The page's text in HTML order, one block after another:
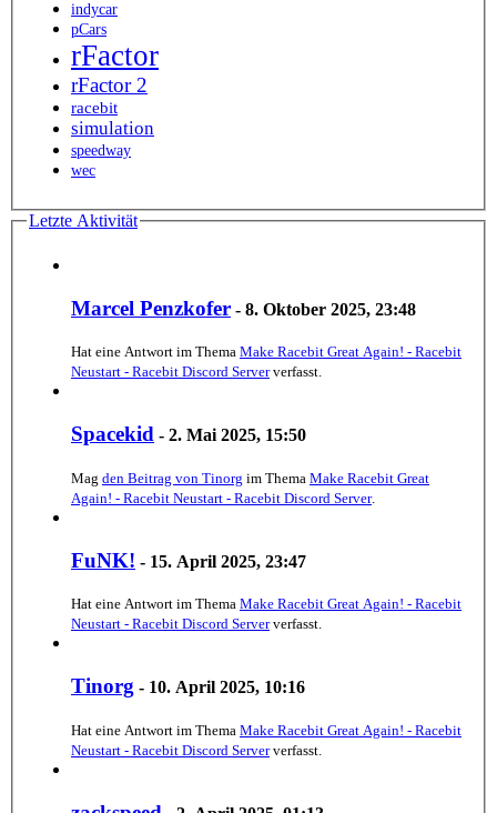
indycar
pCars
rFactor
rFactor 2
racebit
simulation
speedway
wec
Letzte Aktivität
Marcel Penzkofer - 8. Oktober 2025, 23:48
Hat eine Antwort im Thema Make Racebit Great Again! - Racebit
Neustart - Racebit Discord Serververfasst.
Spacekid - 2. Mai 2025, 15:50
Mag den Beitrag von Tinorg im Thema Make Racebit Great
Again! - Racebit Neustart - Racebit Discord Server.
FuNK! - 15. April 2025, 23:47
Hat eine Antwort im Thema Make Racebit Great Again! - Racebit
Neustart - Racebit Discord Serververfasst.
Tinorg - 10. April 2025, 10:16
Hat eine Antwort im Thema Make Racebit Great Again! - Racebit
Neustart - Racebit Discord Serververfasst.